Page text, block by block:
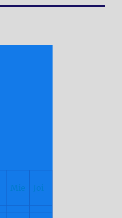
Mie Joi